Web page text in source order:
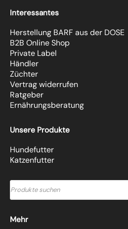
Interessantes
Herstellung BARF aus der DOSE
B2B Online Shop
Private Label
Händler
Züchter
Vertrag widerrufen
Ratgeber
Ernährungsberatung
Unsere Produkte
Hundefutter
Katzenfutter
Products
search
Mehr